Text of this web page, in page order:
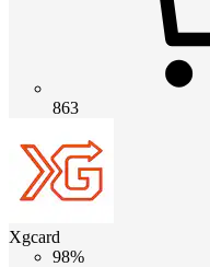
863
Xgcard
98%